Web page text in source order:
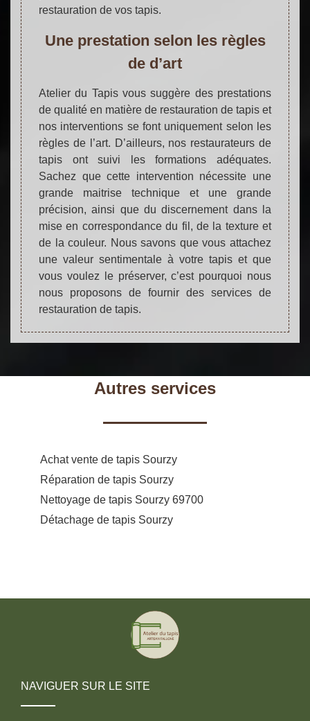
restauration de vos tapis.
Une prestation selon les règles
de d’art
Atelier du Tapis vous suggère des prestations
de qualité en matière de restauration de tapis et
nos interventions se font uniquement selon les
règles de l’art. D’ailleurs, nos restaurateurs de
tapis ont suivi les formations adéquates.
Sachez que cette intervention nécessite une
grande maitrise technique et une grande
précision, ainsi que du discernement dans la
mise en correspondance du fil, de la texture et
de la couleur. Nous savons que vous attachez
une valeur sentimentale à votre tapis et que
vous voulez le préserver, c’est pourquoi nous
nous proposons de fournir des services de
restauration de tapis.
Autres services
Achat vente de tapis Sourzy
Réparation de tapis Sourzy
Nettoyage de tapis Sourzy 69700
Détachage de tapis Sourzy
NAVIGUER SUR LE SITE